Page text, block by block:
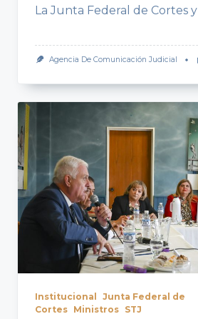
La Junta Federal de Cortes y
Agencia De Comunicación Judicial
Institucional Junta Federal de
Cortes Ministros STJ